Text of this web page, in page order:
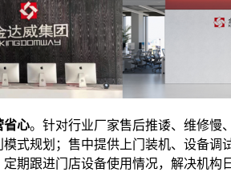
省心。针对行业厂家售后推诿、维修慢
式规划；售中提供上门装机、设备
期跟进门店设备使用情况，解决机